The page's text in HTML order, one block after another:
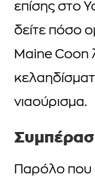
επίσης στο
δείτε πόσο
Maine Coon
νιαούρισμα.
Παρόλο που